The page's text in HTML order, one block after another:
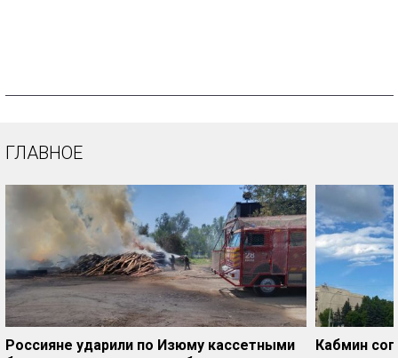
ГЛАВНОЕ
Россияне ударили по Изюму кассетными
Кабмин